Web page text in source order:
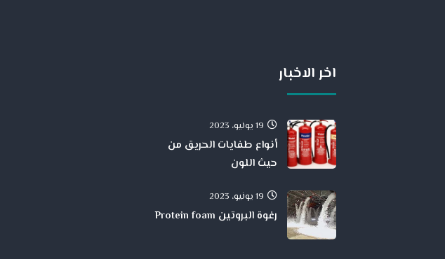
اخر الاخبار
19 يونيو، 2023
أنواع طفايات الحريق من
حيث اللون
19 يونيو، 2023
رغوة البروتين Protein foam